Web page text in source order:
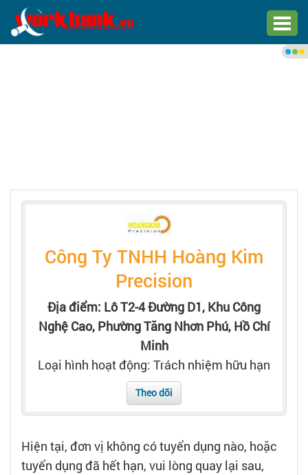
Trang chủ
Tạo hồ sơ
Công Ty TNHH Hoàng Kim
Precision
Địa điểm: Lô T2-4 Đường D1, Khu Công
Nghệ Cao, Phường Tăng Nhơn Phú, Hồ Chí
Minh
Loại hình hoạt động: Trách nhiệm hữu hạn
Theo dõi
Hiện tại, đơn vị không có tuyển dụng nào, hoặc
tuyển dụng đã hết hạn, vui lòng quay lại sau,